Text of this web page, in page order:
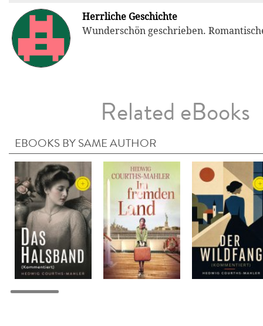
Herrliche Geschichte
Wunderschön geschrieben.
Related eBooks
EBOOKS BY SAME AUTHOR